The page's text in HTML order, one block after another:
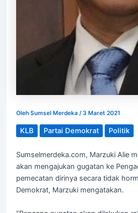
Oleh Sumsel Merdeka /3 Maret 2021
KLB Partai Demokrat Politik
Sumselmerdeka.com, Marzuki Alie
akan mengajukan gugatan ke
pemecatan dirinya secara tidak
Demokrat, Marzuki mengatakan.